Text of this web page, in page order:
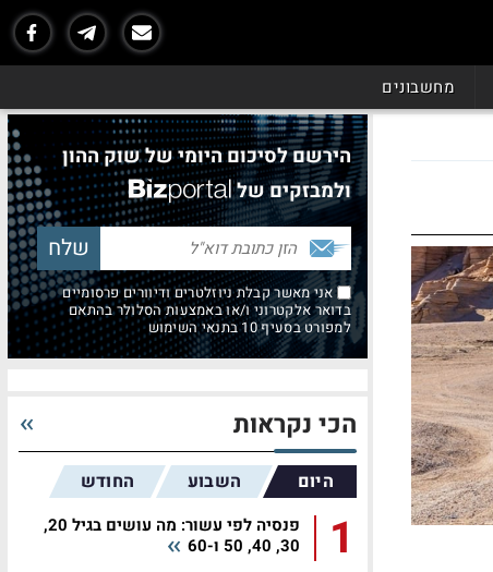
מחשבונים
הירשם לסיכום היומי של שוק ההון
ולמבזקים של
אני מאשר קבלת ניוזלטרים ודיוורים פרסומיים
בדואר אלקטרוני ו/או באמצעות הסלולר בהתאם
למפורט בסעיף 10 בתנאי השימוש
הכי נקראות
היום השבוע החודש
1
פנסיה לפי עשור: מה עושים בגיל 20,
30, 40, 50 ו-60